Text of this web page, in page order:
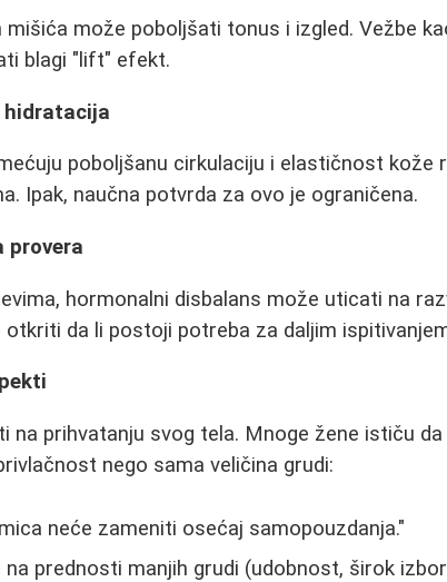
mišića može poboljšati tonus i izgled. Vežbe
blagi "lift" efekt.
hidratacija
poboljšanu cirkulaciju i elastičnost kože
Ipak, naučna potvrda za ovo je ograničena.
provera
hormonalni disbalans može uticati na
otkriti da li postoji potreba za daljim
na prihvatanju svog tela. Mnoge žene ističu
nego sama veličina grudi:
neće zameniti osećaj samopouzdanja."
na prednosti manjih grudi (udobnost, širok